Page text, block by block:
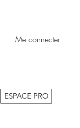
Me connecter
ESPACE PRO